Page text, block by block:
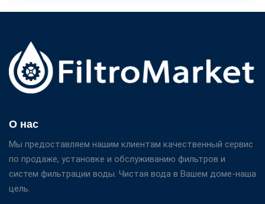
О нас
Мы предоставляем нашим клиентам качественный сервис
по продаже, установке и обслуживанию фильтров и
систем фильтрации воды. Чистая вода в Вашем доме-наша
цель.